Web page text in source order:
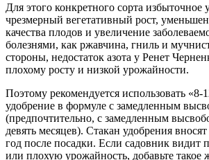
Для этого конкретного сорта избыточное
чрезмерный вегетативный рост,
качества плодов и увеличение
болезнями, как ржавчина, гниль и
стороны, недостаток азота у Ренет
плохому росту и низкой урожайности.
Поэтому рекомендуется использовать
удобрение в формуле с замедленным
(предпочтительно, с замедленным
девять месяцев). Стакан удобрения
год после посадки. Если садовник видит
или плохую урожайность, добавьте такое